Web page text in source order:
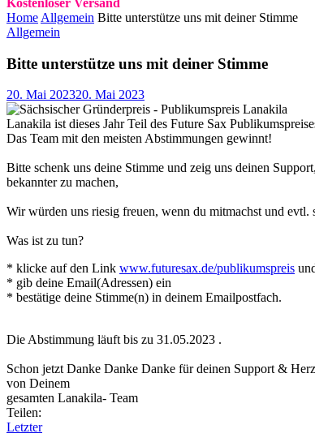
Home Allgemein Bitte unterstütze uns mit deiner Stimme
Allgemein
Bitte unterstütze uns mit deiner Stimme
20. Mai 202320. Mai 2023
Lanakila ist dieses Jahr Teil des Future Sax
Das Team mit den meisten Abstimmungen gewinnt!
Bitte schenk uns deine Stimme und zeig uns deinen
bekannter zu machen,
Wir würden uns riesig freuen, wenn du mitmachst und
Was ist zu tun?
* klicke auf den Link www.futuresax.de/publikumspreis
* gib deine Email(Adressen) ein
* bestätige deine Stimme(n) in deinem Emailpostfach.
Die Abstimmung läuft bis zu 31.05.2023 .
Schon jetzt Danke Danke Danke für deinen Support &
von Deinem
gesamten Lanakila- Team
Teilen:
Letzter